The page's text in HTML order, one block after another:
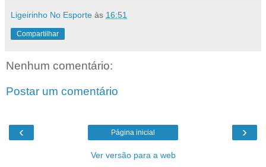
Ligeirinho No Esporte às 16:51
Compartilhar
Nenhum comentário:
Postar um comentário
‹ ›
Página inicial
Ver versão para a web